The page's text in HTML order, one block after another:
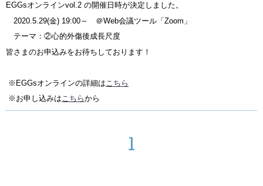
EGGsオンラインvol.2 の開催日時が決定しました。
2020.5.29(金) 19:00～ ＠Web会議ツール「Zoom」
テーマ：②心的外傷後成長尺度
皆さまのお申込みをお待ちしております！
※EGGsオンラインの詳細は こちら
※お申し込みはこちらから
1